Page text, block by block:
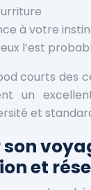
à votre
l’est
courts des
un
et
et